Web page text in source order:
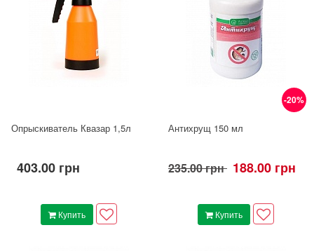
Опрыскиватель Квазар 1,5л
403.00 грн
Купить
-20%
Антихрущ 150 мл
235.00 грн 188.00 грн
Купить